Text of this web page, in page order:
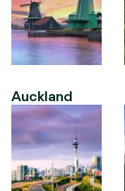
Auckland